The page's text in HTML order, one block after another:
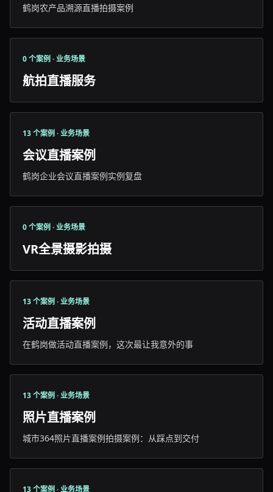
鹤岗农产品溯源直播拍摄案例
0 个案例 · 业务场景
航拍直播服务
13 个案例 · 业务场景
会议直播案例
鹤岗企业会议直播案例实例复盘
0 个案例 · 业务场景
VR全景摄影拍摄
13 个案例 · 业务场景
活动直播案例
在鹤岗做活动直播案例，这次最让我意外的事
13 个案例 · 业务场景
照片直播案例
城市364照片直播案例拍摄案例：从踩点到交付
13 个案例 · 业务场景